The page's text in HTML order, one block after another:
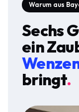
Warum aus
Sechs
ein
bringt.